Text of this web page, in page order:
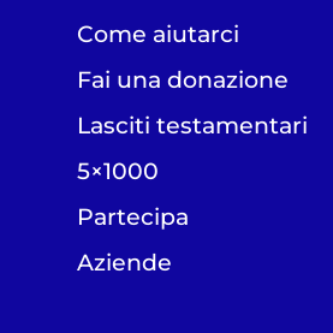
Come aiutarci
Fai una donazione
Lasciti testamentari
5×1000
Partecipa
Aziende